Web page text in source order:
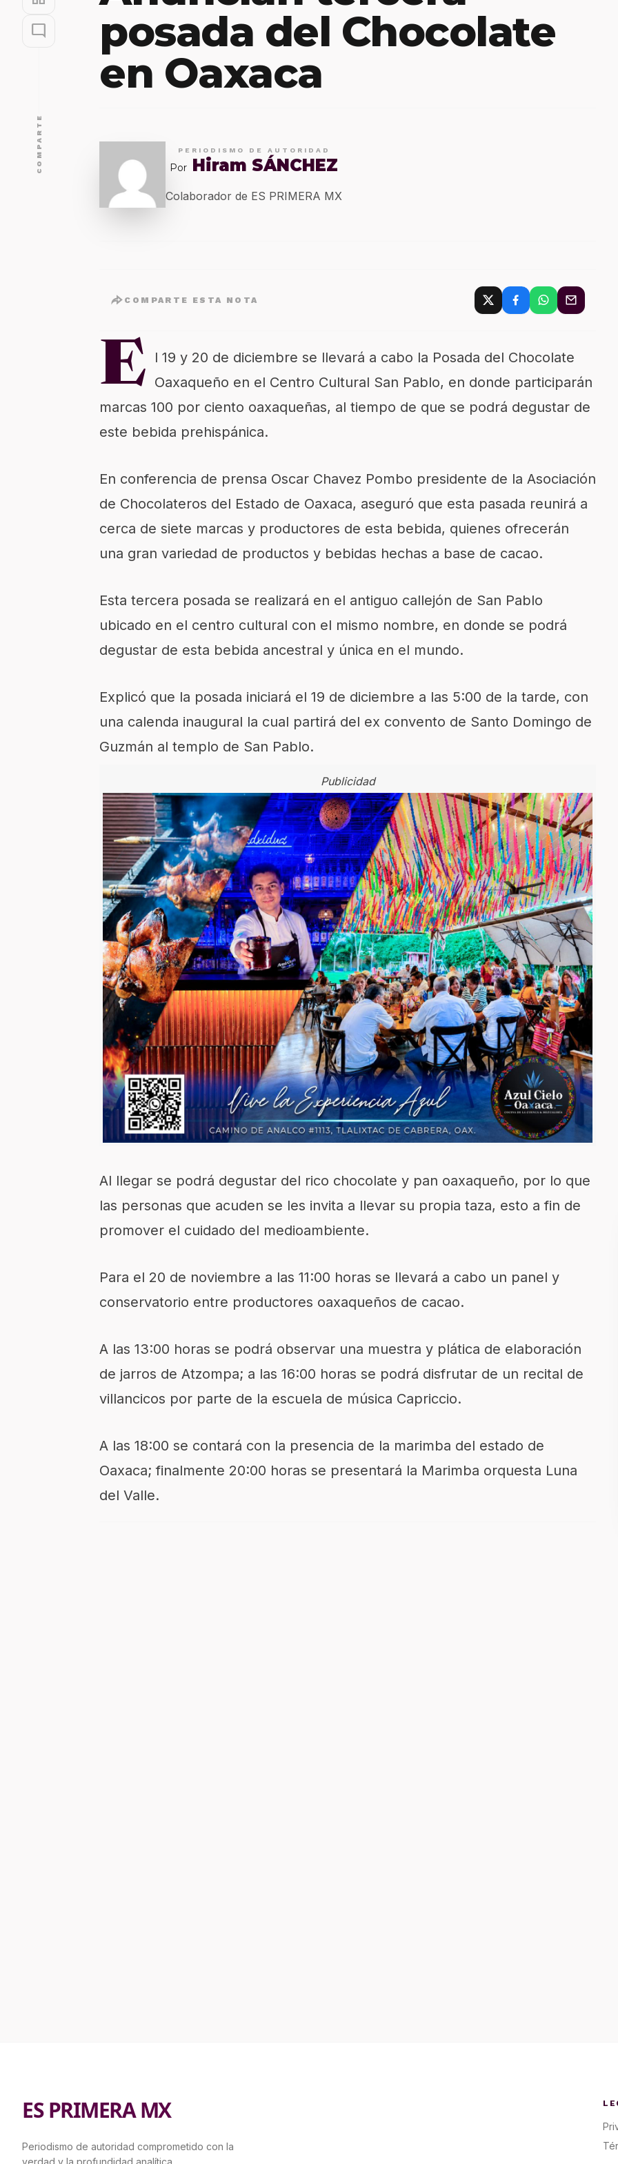
mode_comment
COMPARTE
posada del Chocolate
en Oaxaca
PERIODISMO DE AUTORIDAD
Por Hiram SÁNCHEZ
Colaborador de ES PRIMERA MX
COMPARTE ESTA NOTA
E
l 19 y 20 de diciembre se llevará a cabo la Posada del Chocolate
Oaxaqueño en el Centro Cultural San Pablo, en donde participarán
marcas 100 por ciento oaxaqueñas, al tiempo de que se podrá degustar de
este bebida prehispánica.
En conferencia de prensa Oscar Chavez Pombo presidente de la Asociación
de Chocolateros del Estado de Oaxaca, aseguró que esta pasada reunirá a
cerca de siete marcas y productores de esta bebida, quienes ofrecerán
una gran variedad de productos y bebidas hechas a base de cacao.
Esta tercera posada se realizará en el antiguo callejón de San Pablo
ubicado en el centro cultural con el mismo nombre, en donde se podrá
degustar de esta bebida ancestral y única en el mundo.
Explicó que la posada iniciará el 19 de diciembre a las 5:00 de la tarde, con
una calenda inaugural la cual partirá del ex convento de Santo Domingo de
Guzmán al templo de San Pablo.
Publicidad
Al llegar se podrá degustar del rico chocolate y pan oaxaqueño, por lo que
las personas que acuden se les invita a llevar su propia taza, esto a fin de
promover el cuidado del medioambiente.
Para el 20 de noviembre a las 11:00 horas se llevará a cabo un panel y
conservatorio entre productores oaxaqueños de cacao.
A las 13:00 horas se podrá observar una muestra y plática de elaboración
de jarros de Atzompa; a las 16:00 horas se podrá disfrutar de un recital de
villancicos por parte de la escuela de música Capriccio.
A las 18:00 se contará con la presencia de la marimba del estado de
Oaxaca; finalmente 20:00 horas se presentará la Marimba orquesta Luna
del Valle.
ES PRIMERA MX
Periodismo de autoridad comprometido con la
verdad y la profundidad analítica.